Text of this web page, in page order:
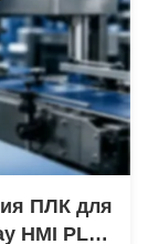
ПЛК для
HMI PLC